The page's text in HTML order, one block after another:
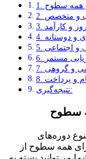
همه سطوح
و متخصص
و کارآمد
و دوستانه
و اجتماعی
مستمر
و گروهی
و پرداخت
نتیجه‌گیری:
سطوح
دوره‌های
همه سطوح از